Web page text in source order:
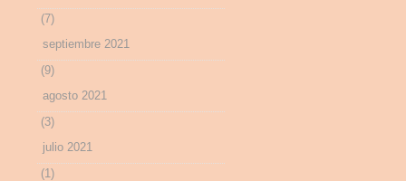
(7)
septiembre 2021
(9)
agosto 2021
(3)
julio 2021
(1)